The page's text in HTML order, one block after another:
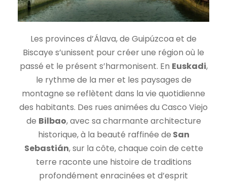
Les provinces d’Álava, de Guipúzcoa et de
Biscaye s’unissent pour créer une région où le
passé et le présent s’harmonisent. En Euskadi,
le rythme de la mer et les paysages de
montagne se reflètent dans la vie quotidienne
des habitants. Des rues animées du Casco Viejo
de Bilbao, avec sa charmante architecture
historique, à la beauté raffinée de San
Sebastián, sur la côte, chaque coin de cette
terre raconte une histoire de traditions
profondément enracinées et d’esprit